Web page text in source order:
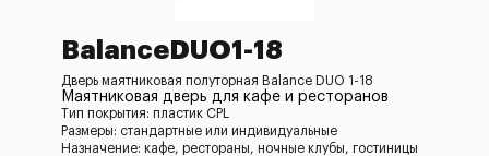
BalanceDUO1-18
Дверь маятниковая полуторная Balance DUO 1-18
Маятниковая дверь для кафе и ресторанов
Тип покрытия: пластик CPL
Размеры: стандартные или индивидуальные
Назначение: кафе, рестораны, ночные клубы, гостиницы